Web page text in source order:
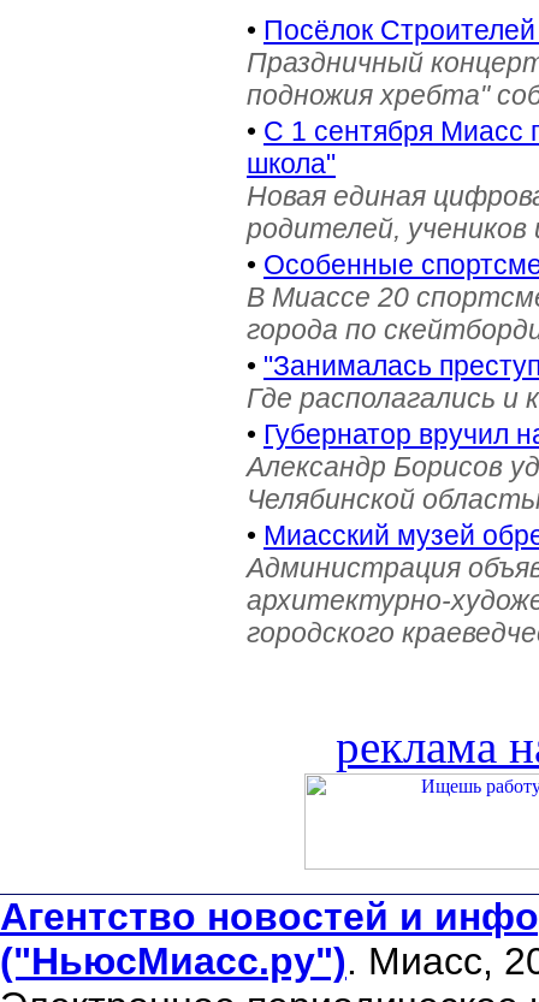
• Посёлок
Праздничный
подножия хребта"
• С 1 сентября Миасс
школа"
Новая единая
родителей, учеников
• Особенные
В Миассе 20
города по
• "Занималась
Где располагались и
• Губернатор вручил
Александр Борисов
Челябинской
• Миасский музей
Администрация
архитектурно-
городского
реклама
Агентство новостей и
("НьюсМиасс.ру"). Миасс,